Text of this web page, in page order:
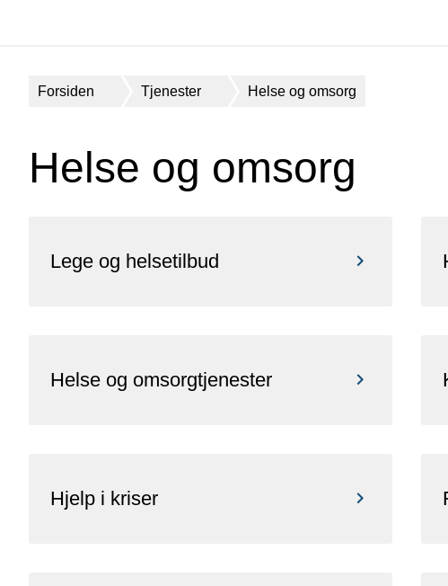
Du
erForsiden Tjenester Helse og omsorg
Helse og omsorg
Lege og helsetilbud
Helse og omsorgtjenester
Hjelp i kriser